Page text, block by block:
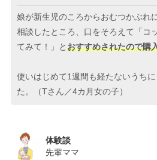
娘が新生児のころからおむつかぶれ
相談したところ、口をそろえて「コ
てみて！」とおすすめされたので購
使いはじめて1週間も経たないうち
た。（Tさん／4カ月女の子）
体験談
先輩ママ